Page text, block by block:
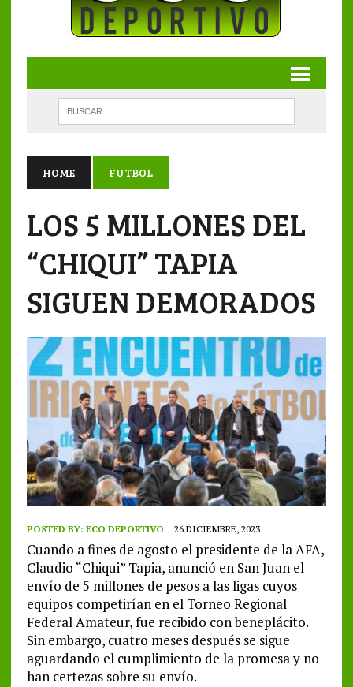
HOME FUTBOL
LOS 5 MILLONES DEL
“CHIQUI” TAPIA
SIGUEN DEMORADOS
POSTED BY: ECO DEPORTIVO 26 DICIEMBRE, 2023
Cuando a fines de agosto el presidente de la AFA,
Claudio “Chiqui” Tapia, anunció en San Juan el
envío de 5 millones de pesos a las ligas cuyos
equipos competirían en el Torneo Regional
Federal Amateur, fue recibido con beneplácito.
Sin embargo, cuatro meses después se sigue
aguardando el cumplimiento de la promesa y no
han certezas sobre su envío.